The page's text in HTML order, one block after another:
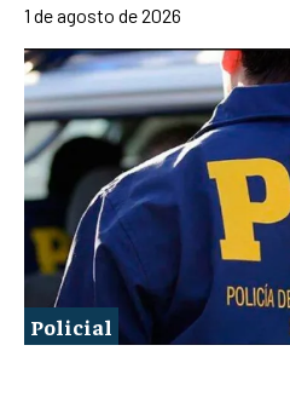
1 de agosto de 2026
Policial